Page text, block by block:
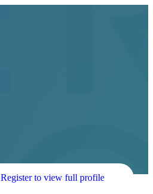
Register to view full profile